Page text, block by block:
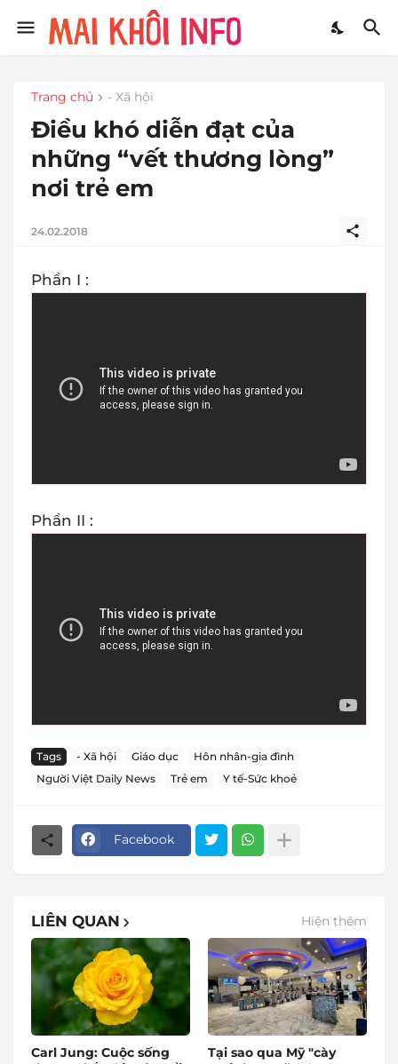
Trang chủ - Xã hội
Điều khó diễn đạt của
những “vết thương lòng”
nơi trẻ em
24.02.2018
Phần I :
Phần II :
Tags - Xã hội Giáo dục
Hôn nhân-gia đình
Người Việt Daily News
Trẻ em Y tế-Sức khoẻ
Facebook
LIÊN QUAN Hiện thêm
Carl Jung: Cuộc sống
Tại sao qua Mỹ "cày